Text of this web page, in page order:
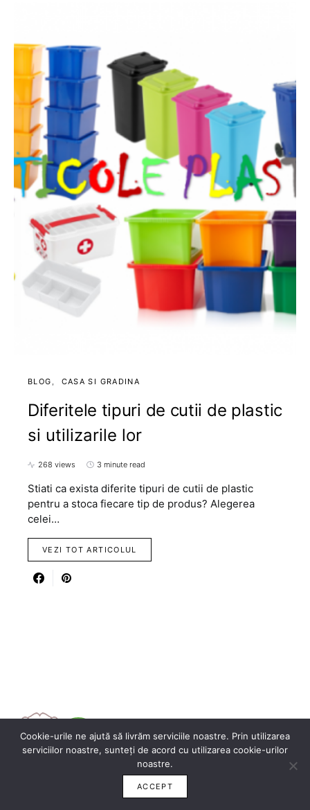
BLOG CASA SI GRADINA
Diferitele tipuri de cutii de plastic
si utilizarile lor
268 views 3 minute read
Stiati ca exista diferite tipuri de cutii de plastic
pentru a stoca fiecare tip de produs? Alegerea
celei…
VEZI TOT ARTICOLUL
Cookie-urile ne ajută să livrăm serviciile noastre. Prin utilizarea
serviciilor noastre, sunteți de acord cu utilizarea cookie-urilor
noastre.
ACCEPT